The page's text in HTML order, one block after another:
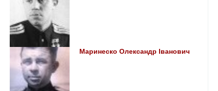
Маринеско Олександр Іванович